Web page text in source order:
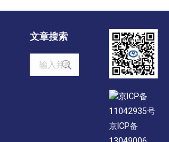
文章搜索
Search:
京ICP备
11042935号
京ICP备